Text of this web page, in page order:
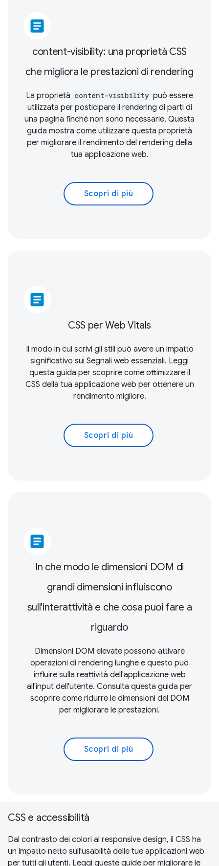
article
content-visibility: una proprietà CSS
che migliora le prestazioni di rendering
La proprietà content-visibility può essere
utilizzata per posticipare il rendering di parti di
una pagina finché non sono necessarie. Questa
guida mostra come utilizzare questa proprietà
per migliorare il rendimento del rendering della
tua applicazione web.
Scopri di più
article
CSS per Web Vitals
Il modo in cui scrivi gli stili può avere un impatto
significativo sui Segnali web essenziali. Leggi
questa guida per scoprire come ottimizzare il
CSS della tua applicazione web per ottenere un
rendimento migliore.
Scopri di più
article
In che modo le dimensioni DOM di
grandi dimensioni influiscono
sull'interattività e che cosa puoi fare a
riguardo
Dimensioni DOM elevate possono attivare
operazioni di rendering lunghe e questo può
influire sulla reattività dell'applicazione web
all'input dell'utente. Consulta questa guida per
scoprire come ridurre le dimensioni del DOM
per migliorare le prestazioni.
Scopri di più
CSS e accessibilità
Dal contrasto dei colori al responsive design, il CSS ha
un impatto netto sull'usabilità delle tue applicazioni web
per tutti gli utenti. Leggi queste guide per migliorare le